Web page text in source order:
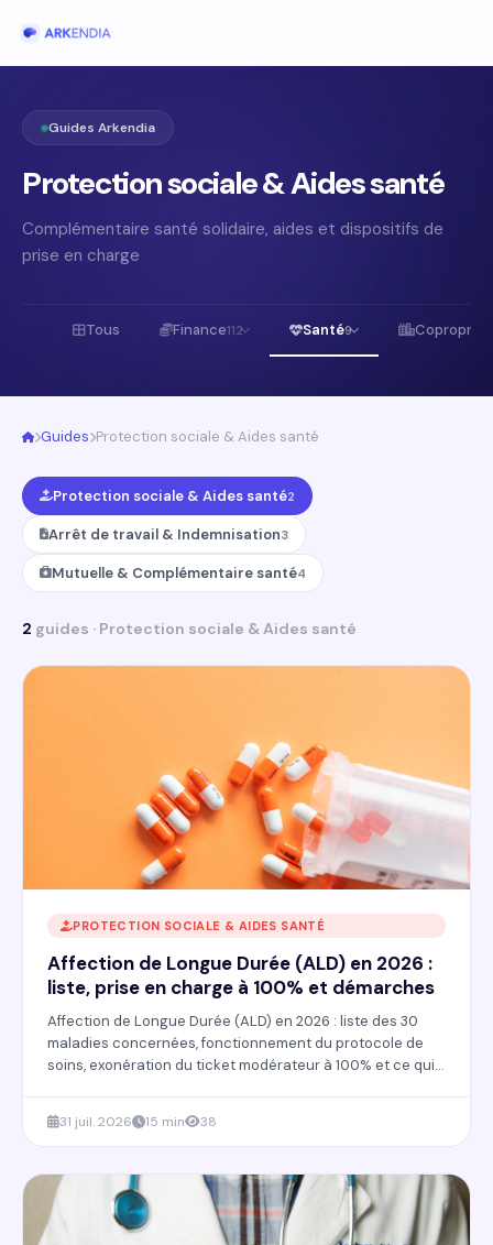
Guides Arkendia
Protection sociale & Aides santé
Complémentaire santé solidaire, aides et dispositifs de
prise en charge
Tous Finance112 Santé9
Guides Protection sociale & Aides santé
Protection sociale & Aides santé2
Arrêt de travail & Indemnisation3
Mutuelle & Complémentaire santé4
2 guides · Protection sociale & Aides santé
PROTECTION SOCIALE & AIDES SANTÉ
Affection de Longue Durée (ALD) en 2026 :
liste, prise en charge à 100% et démarches
Affection de Longue Durée (ALD) en 2026 : liste des 30
maladies concernées, fonctionnement du protocole de
soins, exonération du ticket modérateur à 100% et ce qui
31 juil. 2026 15 min 38